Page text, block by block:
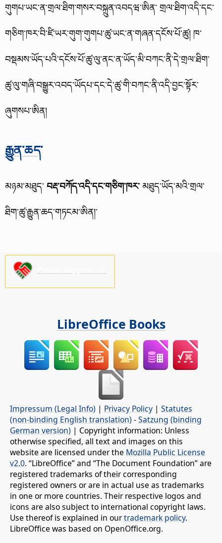
གུགཔ་ཡང་ན་གྲལ་ཐིག་གསར་བསྐྲུན་འབདཝ་ཨིན་ གྲལ་ཐིག་འདི་དང་
གཅིག་ཁར་བི་ཛི་ཡར་གུག་གུགཔ་ཚུ་ཡང་ན་གཞན་དངོས་པོ་ཚུ། ཁ་
བསྡམས་ཡོད་པའི་དངོས་པོ་ཚུ་ལུ་ནང་ན་ཡོད་མི་བཀང་ནི་དེ་གྲལ་ཐིག་
ཚུ་ལུ་གཞི་བསྒྱུར་འབད་ཡོདཔ་དང་དེ་ཚུ་གི་བཀང་ནི་འདི་བྱང་སྟོར་
ཞུགསཔ་ཨིན།
རྒྱུན་ཆད་
མཉམ་མཐུད་ བརྡ་བཀོད་འདི་དང་གཅིག་ཁར་ མཐུད་ཡོད་མའི་གྲལ་
ཐིག་ཚུ་རྒྱུན་ཆད་གཏངམ་ཨིན།་
LibreOffice Books
Impressum (Legal Info) | Privacy Policy | Statutes
(non-binding English translation) -Satzung (binding
German version) | Copyright information: Unless
otherwise specified, all text and images on this
website are licensed under the Mozilla Public License
v2.0. “LibreOffice” and “The Document Foundation” are
registered trademarks of their corresponding
registered owners or are in actual use as trademarks
in one or more countries. Their respective logos and
icons are also subject to international copyright laws.
Use thereof is explained in ourtrademark policy.
LibreOffice was based on OpenOffice.org.